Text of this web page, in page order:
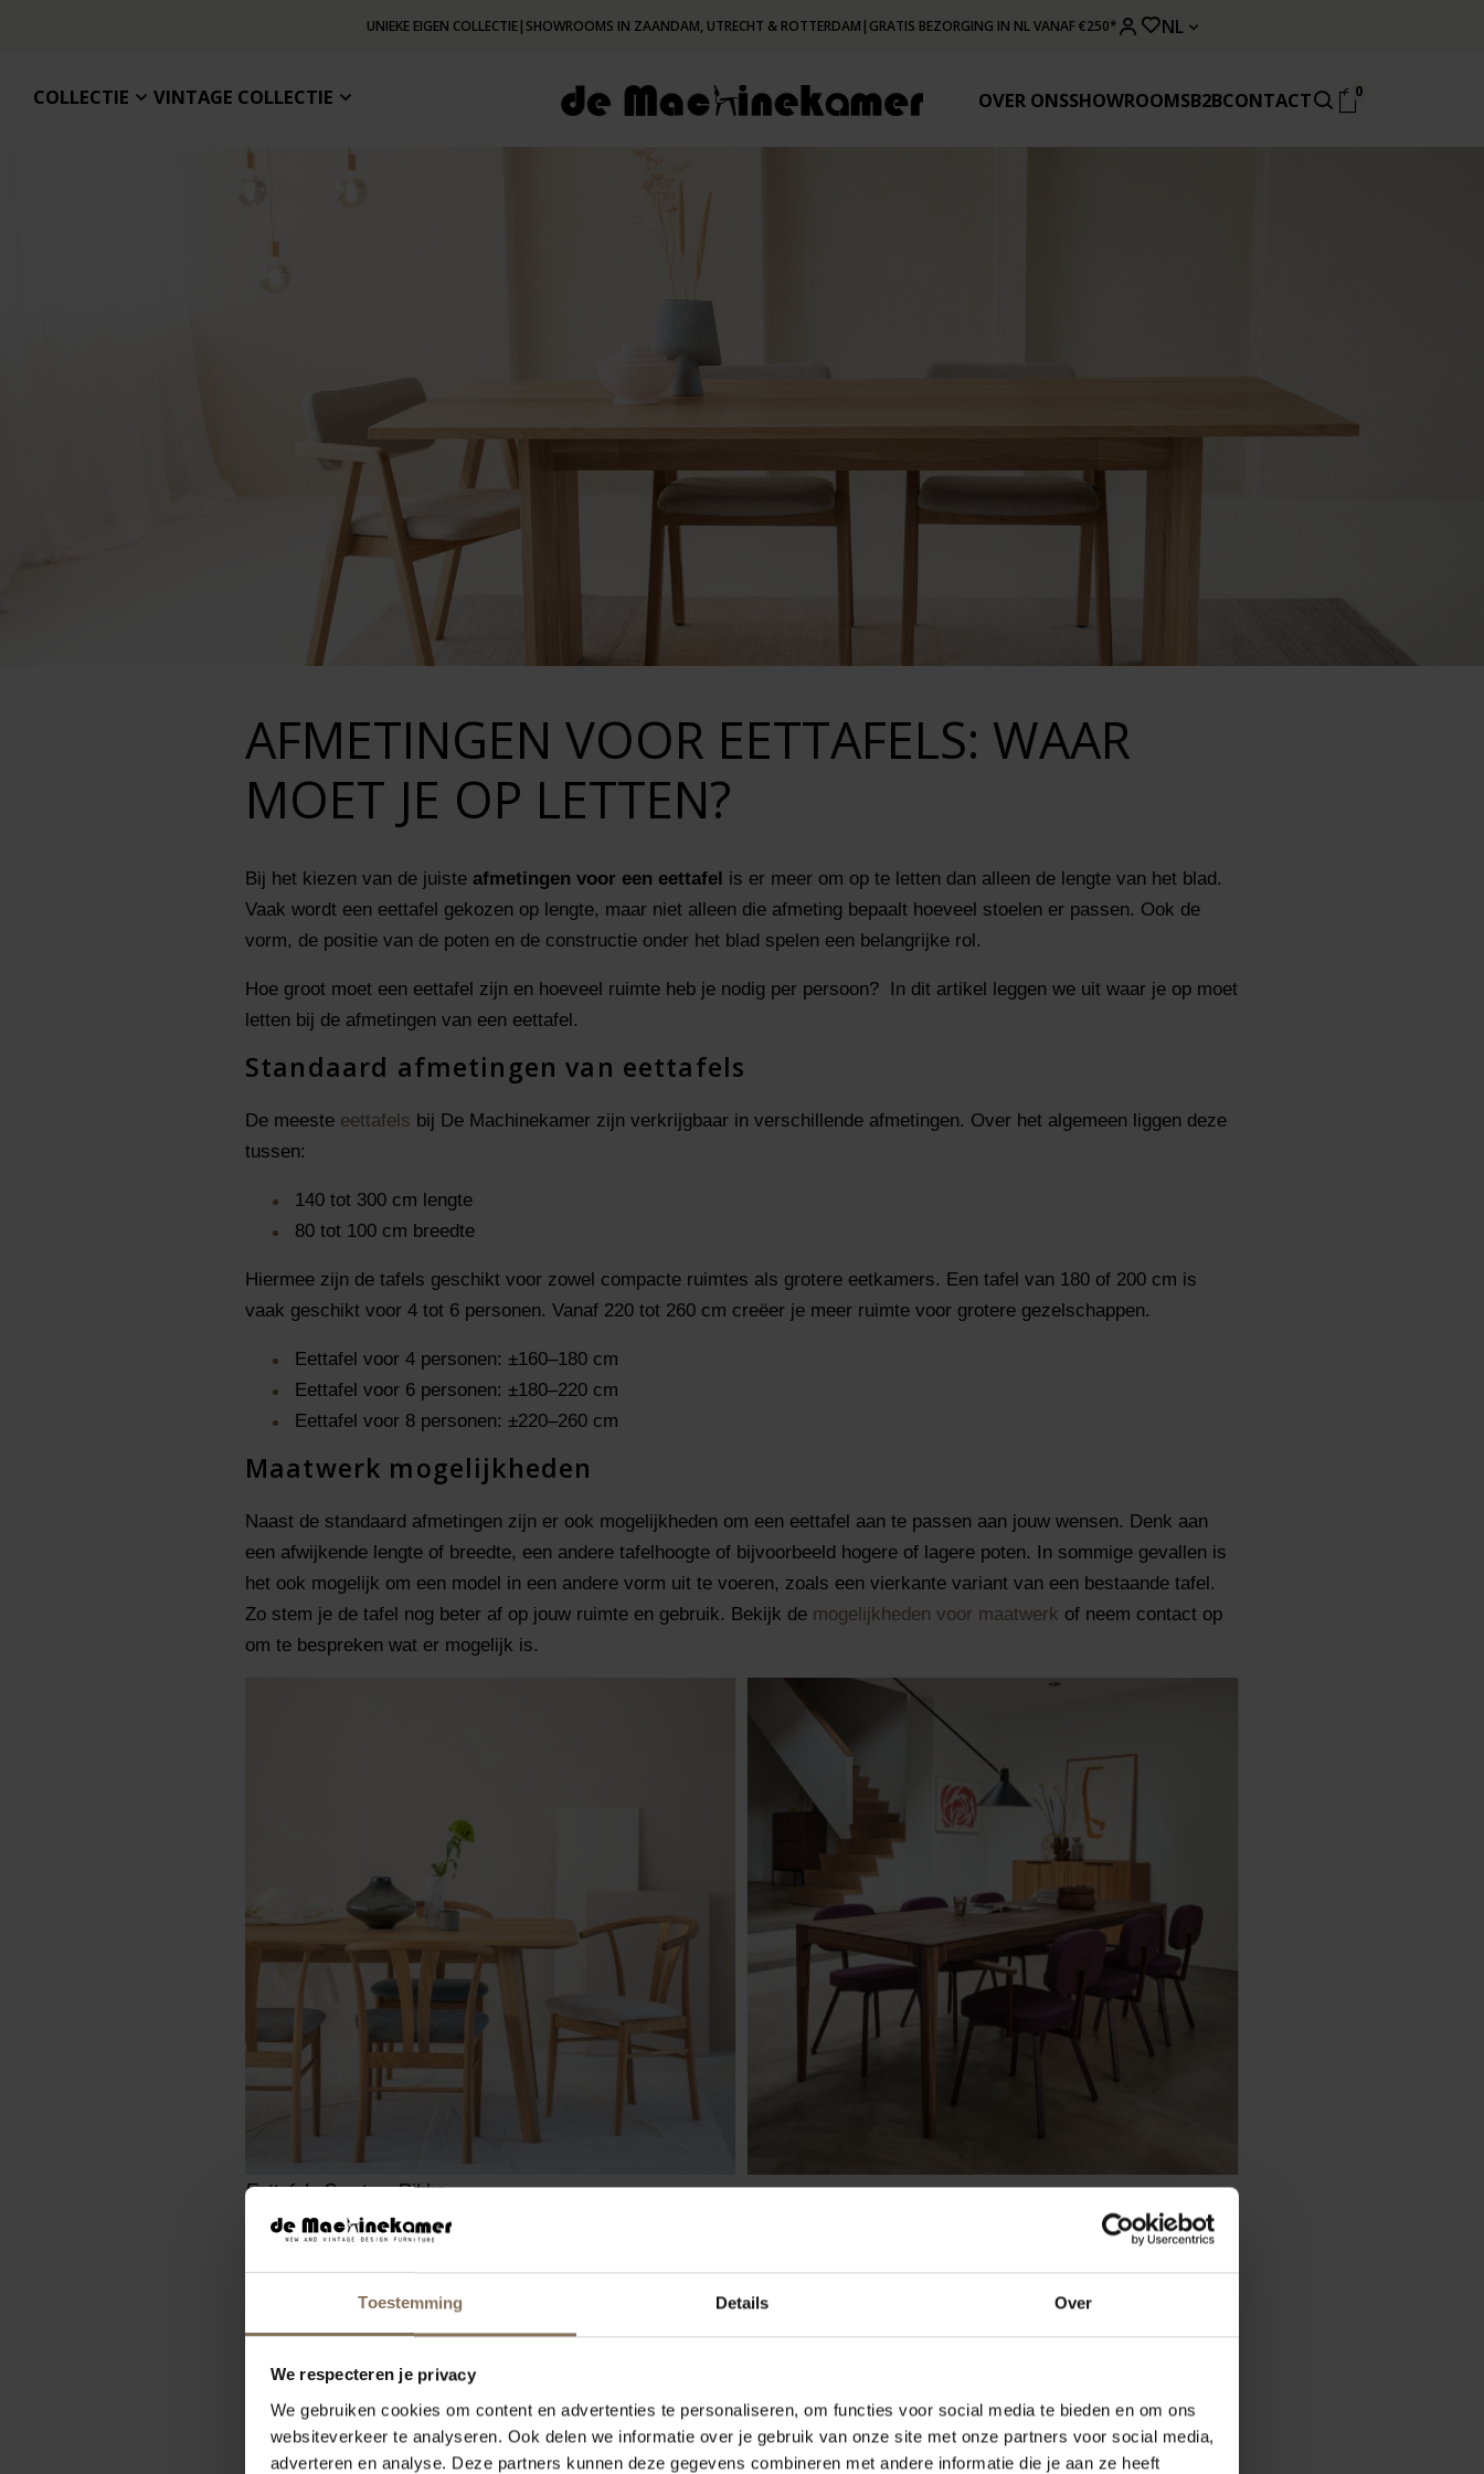
Toestemming Details Over
We respecteren je privacy
We gebruiken cookies om content en advertenties te personaliseren, om functies voor social media te bieden en om ons
websiteverkeer te analyseren. Ook delen we informatie over je gebruik van onze site met onze partners voor social media,
adverteren en analyse. Deze partners kunnen deze gegevens combineren met andere informatie die je aan ze heeft
UNIEKE EIGEN COLLECTIE| SHOWROOMS IN ZAANDAM, UTRECHT & ROTTERDAM | GRATIS BEZORGING IN NL VANAF €250* NL
COLLECTIE VINTAGE COLLECTIE OVER ONSSHOWROOMSB2BCONTACT 0
AFMETINGEN VOOR EETTAFELS: WAAR
MOET JE OP LETTEN?
Bij het kiezen van de juiste afmetingen voor een eettafel
is er meer om op te letten dan alleen de lengte van het blad.
Vaak wordt een eettafel gekozen op lengte, maar niet alleen die afmeting bepaalt hoeveel stoelen er passen. Ook de
vorm, de positie van de poten en de constructie onder het blad spelen een belangrijke rol.
Hoe groot moet een eettafel zijn en hoeveel ruimte heb je nodig per persoon? In dit artikel leggen we uit waar je op moet
letten bij de afmetingen van een eettafel.
Standaard afmetingen van eettafels
De meeste eettafels bij De Machinekamer zijn verkrijgbaar in verschillende afmetingen. Over het algemeen liggen deze
tussen:
140 tot 300 cm lengte
80 tot 100 cm breedte
Hiermee zijn de tafels geschikt voor zowel compacte ruimtes als grotere eetkamers. Een tafel van 180 of 200 cm is
vaak geschikt voor 4 tot 6 personen. Vanaf 220 tot 260 cm creëer je meer ruimte voor grotere gezelschappen.
Eettafel voor 4 personen: ±160–180 cm
Eettafel voor 6 personen: ±180–220 cm
Eettafel voor 8 personen: ±220–260 cm
Maatwerk mogelijkheden
Naast de standaard afmetingen zijn er ook mogelijkheden om een eettafel aan te passen aan jouw wensen. Denk aan
een afwijkende lengte of breedte, een andere tafelhoogte of bijvoorbeeld hogere of lagere poten. In sommige gevallen is
het ook mogelijk om een model in een andere vorm uit te voeren, zoals een vierkante variant van een bestaande tafel.
Zo stem je de tafel nog beter af op jouw ruimte en gebruik. Bekijk de mogelijkheden voor maatwerk of neem contact op
om te bespreken wat er mogelijk is.
Eettafels Samt en Rikke
Verschillende vormen eettafels
Rechthoekige eettafels bieden vaak de meeste zitplaatsen en zijn praktisch in langere ruimtes.
Ronde eettafels zorgen voor een zachtere uitstraling en werken goed in compactere ruimtes.
Ronde uitschuifbare eettafels combineren beide voordelen: compact wanneer je met een kleiner gezelschap bent,
en extra ruimte wanneer je gasten hebt.